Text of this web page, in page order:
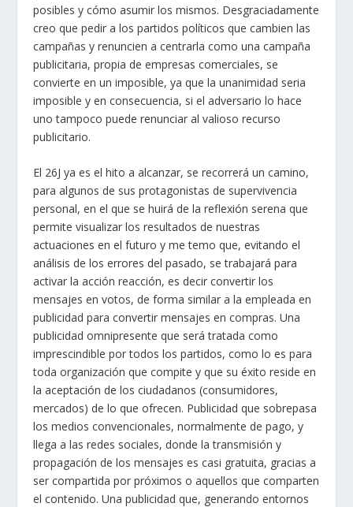
posibles y cómo asumir los mismos. Desgraciadamente
creo que pedir a los partidos políticos que cambien las
campañas y renuncien a centrarla como una campaña
publicitaria, propia de empresas comerciales, se
convierte en un imposible, ya que la unanimidad seria
imposible y en consecuencia, si el adversario lo hace
uno tampoco puede renunciar al valioso recurso
publicitario.
El 26J ya es el hito a alcanzar, se recorrerá un camino,
para algunos de sus protagonistas de supervivencia
personal, en el que se huirá de la reflexión serena que
permite visualizar los resultados de nuestras
actuaciones en el futuro y me temo que, evitando el
análisis de los errores del pasado, se trabajará para
activar la acción reacción, es decir convertir los
mensajes en votos, de forma similar a la empleada en
publicidad para convertir mensajes en compras. Una
publicidad omnipresente que será tratada como
imprescindible por todos los partidos, como lo es para
toda organización que compite y que su éxito reside en
la aceptación de los ciudadanos (consumidores,
mercados) de lo que ofrecen. Publicidad que sobrepasa
los medios convencionales, normalmente de pago, y
llega a las redes sociales, donde la transmisión y
propagación de los mensajes es casi gratuita, gracias a
ser compartida por próximos o aquellos que comparten
el contenido. Una publicidad que, generando entornos